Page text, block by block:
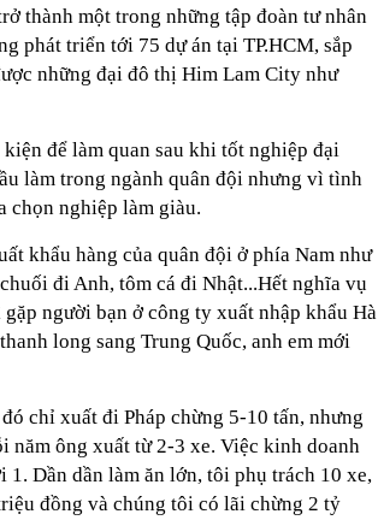
thành một trong những tập đoàn tư nhân
phát triển tới 75 dự án tại TP.HCM, sắp
những đại đô thị Him Lam City như
để làm quan sau khi tốt nghiệp đại
làm trong ngành quân đội nhưng vì tình
chọn nghiệp làm giàu.
khẩu hàng của quân đội ở phía Nam như
đi Anh, tôm cá đi Nhật...Hết nghĩa vụ
người bạn ở công ty xuất nhập khẩu Hà
long sang Trung Quốc, anh em mới
chỉ xuất đi Pháp chừng 5-10 tấn, nhưng
năm ông xuất từ 2-3 xe. Việc kinh doanh
Dần dần làm ăn lớn, tôi phụ trách 10 xe,
đồng và chúng tôi có lãi chừng 2 tỷ